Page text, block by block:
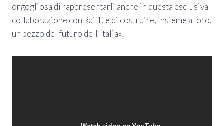
orgogliosa di rappresentarli anche in questa esclusiva
collaborazione con Rai 1, e di costruire, insieme a loro,
un pezzo del futuro dell’Italia».